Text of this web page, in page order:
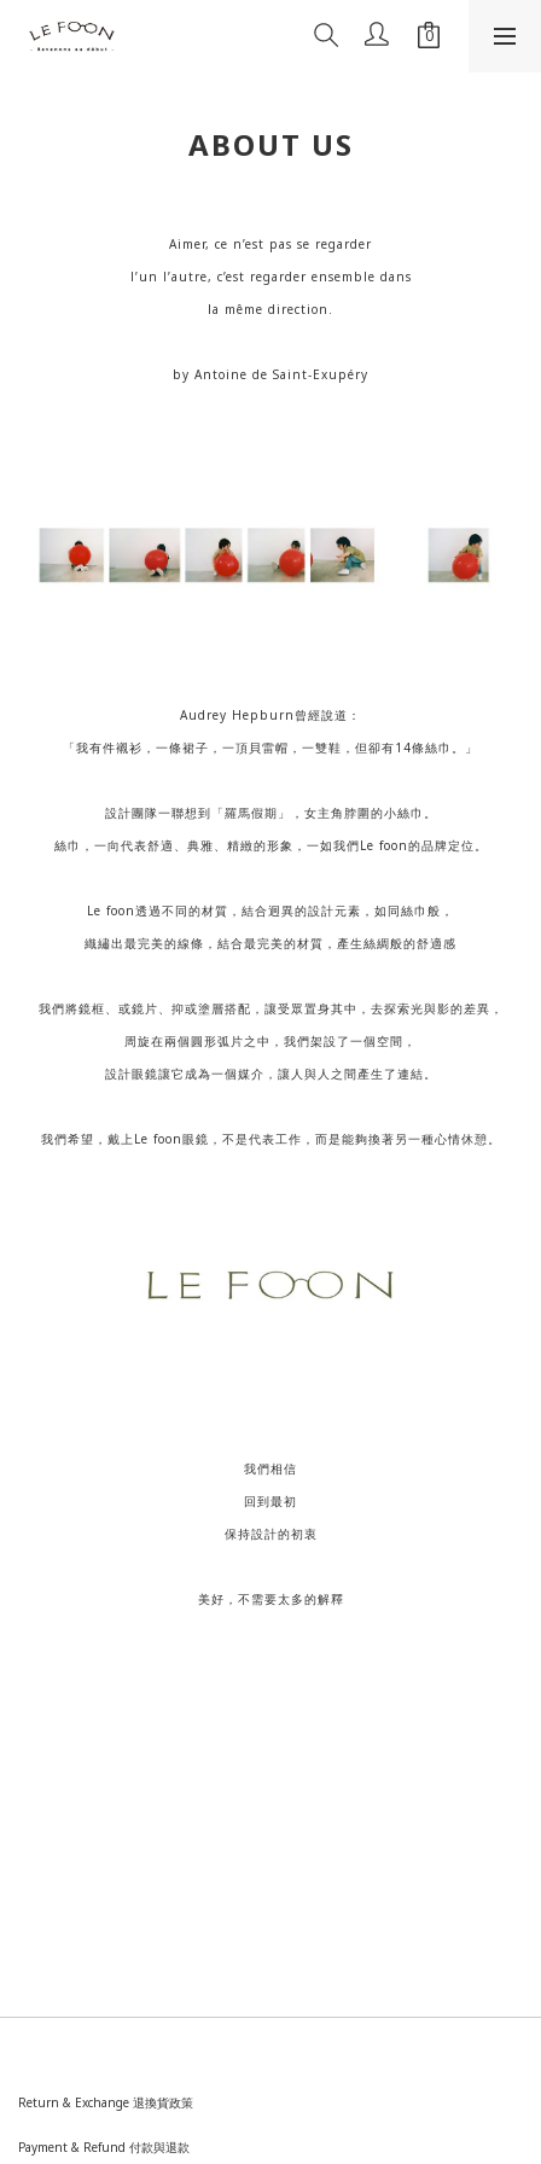
ABOUT US
Aimer, ce n’est pas se regarder
l’un l’autre, c’est regarder ensemble dans
la même direction.
by Antoine de Saint-Exupéry
Audrey Hepburn曾經說道：
「我有件襯衫，一條裙子，一頂貝雷帽，一雙鞋，但卻有14條絲巾。」
設計團隊一聯想到「羅馬假期」，女主角脖圍的小絲巾。
絲巾，一向代表舒適、典雅、精緻的形象，一如我們Le foon的品牌定位。
Le foon透過不同的材質，結合迥異的設計元素，如同絲巾般，
織繡出最完美的線條，結合最完美的材質，產生絲綢般的舒適感
我們將鏡框、或鏡片、抑或塗層搭配，讓受眾置身其中，去探索光與影的差異，
周旋在兩個圓形弧片之中，我們架設了一個空間，
設計眼鏡讓它成為一個媒介，讓人與人之間產生了連結。
我們希望，戴上Le foon眼鏡，不是代表工作，而是能夠換著另一種心情休憩。
我們相信
回到最初
保持設計的初衷
美好，不需要太多的解釋
Return & Exchange 退換貨政策
Payment & Refund 付款與退款